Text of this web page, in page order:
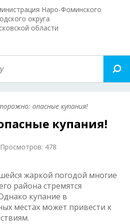
Наро-Фоминского
округа
области
опасные купания!
купания!
Просмотров: 478
жаркой погодой многие
района стремятся
купание в
местах может привести к